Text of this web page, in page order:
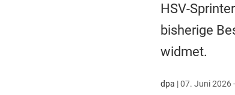
HSV-
bisherige
widmet.
dpa |07. Juni 2026